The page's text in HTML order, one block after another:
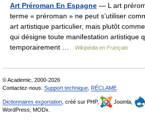
Art Préroman En Espagne — L art
terme « préroman » ne peut s’utiliser
art artistique particulier, mais plutôt
qui désigne toute manifestation artistique
temporairement …
Wikipédia en Français
© Academic, 2000-2026
Contactez-nous: Support technique RÉCLAME
Dictionnaires exportation , créé sur PHP, Joomla,
WordPress, MODx.